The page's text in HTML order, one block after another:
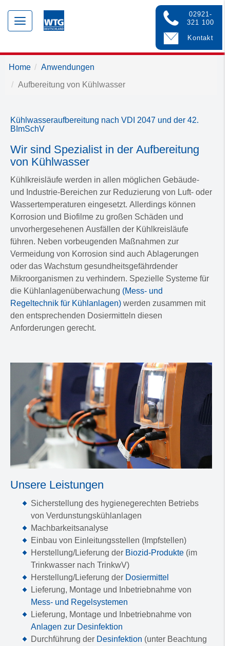
Toggle
navigation
02921-
321 100
Kontakt
Home
Anwendungen
Aufbereitung von Kühlwasser
Kühlwasseraufbereitung nach VDI 2047 und der 42.
BImSchV
Wir sind Spezialist in der Aufbereitung
von Kühlwasser
Kühlkreisläufe werden in allen möglichen Gebäude-
und Industrie-Bereichen zur Reduzierung von Luft- oder
Wassertemperaturen eingesetzt. Allerdings können
Korrosion und Biofilme zu großen Schäden und
unvorhergesehenen Ausfällen der Kühlkreisläufe
führen. Neben vorbeugenden Maßnahmen zur
Vermeidung von Korrosion sind auch Ablagerungen
oder das Wachstum gesundheitsgefährdender
Mikroorganismen zu verhindern. Spezielle Systeme für
die Kühlanlagenüberwachung (Mess- und
Regeltechnik für Kühlanlagen) werden zusammen mit
den entsprechenden Dosiermitteln diesen
Anforderungen gerecht.
Unsere Leistungen
Sicherstellung des hygienegerechten Betriebs
von Verdunstungskühlanlagen
Machbarkeitsanalyse
Einbau von Einleitungsstellen (Impfstellen)
Herstellung/Lieferung der Biozid-Produkte (im
Trinkwasser nach TrinkwV)
Herstellung/Lieferung der Dosiermittel
Lieferung, Montage und Inbetriebnahme von
Mess- und Regelsystemen
Lieferung, Montage und Inbetriebnahme von
Anlagen zur Desinfektion
Durchführung der Desinfektion (unter Beachtung